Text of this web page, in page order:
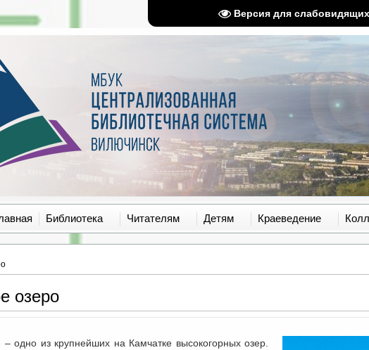
Версия для слабовидящих
Библиотека Читателям Детям Краеведение
озеро
– одно из крупнейших на Камчатке высокогорных озер.